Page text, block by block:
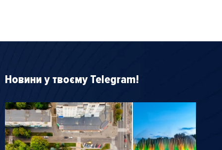
Новини у твоєму Telegram!